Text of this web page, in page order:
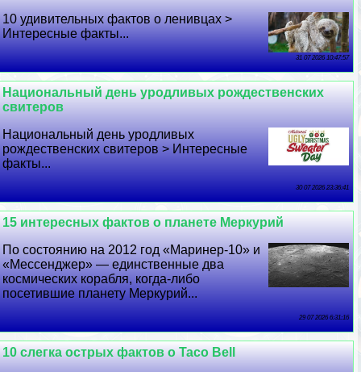
10 удивительных фактов о ленивцах >
Интересные факты...
31 07 2026 10:47:57
Национальный день уpoдливых рождественских
свитеров
Национальный день уpoдливых
рождественских свитеров > Интересные
факты...
30 07 2026 23:36:41
15 интересных фактов о планете Меркурий
По состоянию на 2012 год «Маринер-10» и
«Мессенджер» — единственные два
космических корабля, когда-либо
посетившие планету Меркурий...
29 07 2026 6:31:16
10 слегка острых фактов о Taco Bell